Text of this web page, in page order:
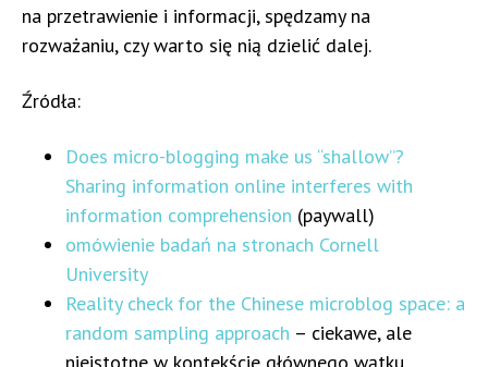
na przetrawienie i informacji, spędzamy na
rozważaniu, czy warto się nią dzielić dalej.
Źródła:
Does micro-blogging make us “shallow”?
Sharing information online interferes with
information comprehension (paywall)
omówienie badań na stronach Cornell
University
Reality check for the Chinese microblog space: a
random sampling approach – ciekawe, ale